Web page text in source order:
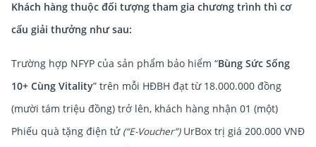
Khách hàng thuộc đối tượng tham gia chương trình thì cơ
cấu giải thưởng như sau:
Trường hợp NFYP của sản phẩm bảo hiểm “Bùng Sức Sống
10+ Cùng Vitality” trên mỗi HĐBH đạt từ 18.000.000 đồng
(mười tám triệu đồng) trở lên, khách hàng nhận 01 (một)
Phiếu quà tặng điện tử (“E-Voucher”) UrBox trị giá 200.000 VNĐ